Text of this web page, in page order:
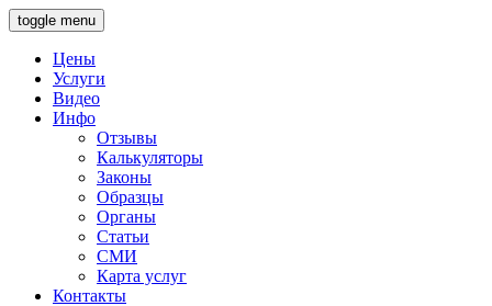
toggle menu
Цены
Услуги
Видео
Инфо
Отзывы
Калькуляторы
Законы
Образцы
Органы
Статьи
СМИ
Карта услуг
Контакты